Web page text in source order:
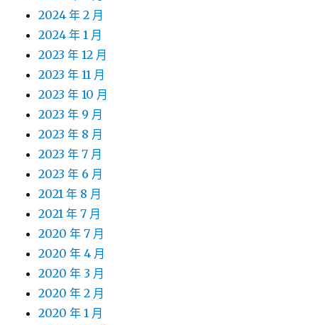
2024 年 2 月
2024 年 1 月
2023 年 12 月
2023 年 11 月
2023 年 10 月
2023 年 9 月
2023 年 8 月
2023 年 7 月
2023 年 6 月
2021 年 8 月
2021 年 7 月
2020 年 7 月
2020 年 4 月
2020 年 3 月
2020 年 2 月
2020 年 1 月